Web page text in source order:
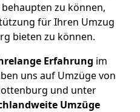
zu können,
für Ihren Umzug
bieten zu können.
Erfahrung im
uns auf Umzüge von
und unter
Umzüge